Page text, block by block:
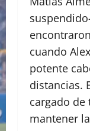
cuando
potente
distancias.
cargado de
mantener